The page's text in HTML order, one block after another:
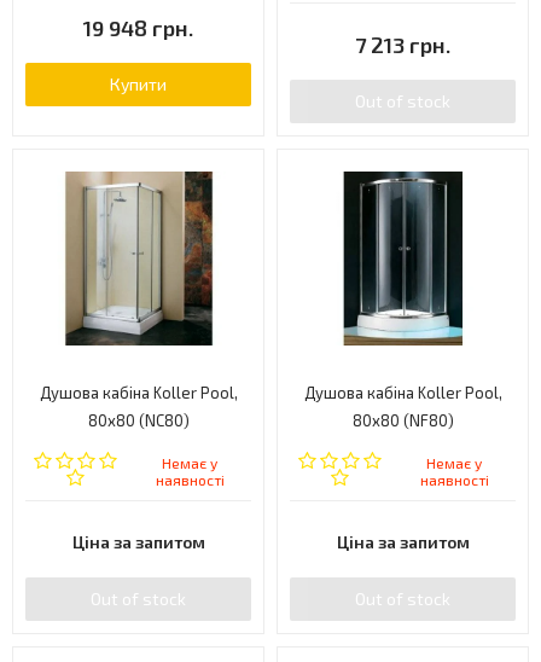
19 948 грн.
Купити
7 213 грн.
Out of stock
Душова кабіна Koller Pool,
80x80 (NC80)
Немає у
наявності
Ціна за запитом
Out of stock
Душова кабіна Koller Pool,
80x80 (NF80)
Немає у
наявності
Ціна за запитом
Out of stock